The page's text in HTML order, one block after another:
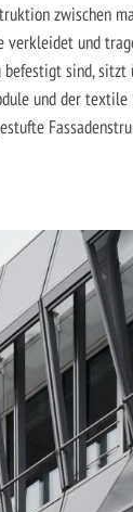
zwischen
verkleidet und
befestigt sind,
und der textile